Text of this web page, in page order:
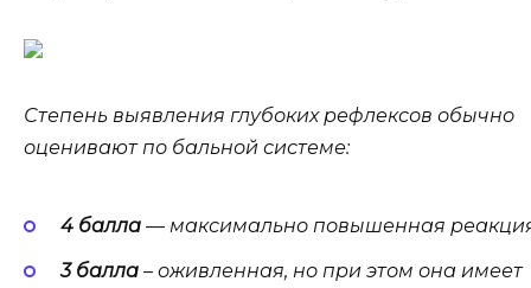
Степень выявления глубоких рефлексов обычно
оценивают по бальной системе:
4 балла— максимально повышенная
3 балла– оживленная, но при этом она имеет